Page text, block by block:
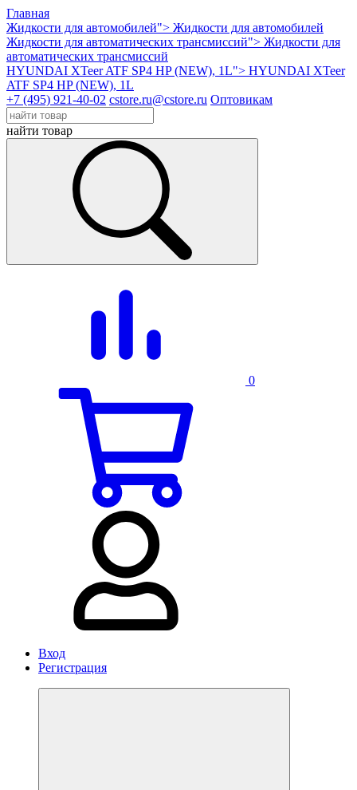
Главная
Жидкости для автомобилей"> Жидкости для автомобилей
Жидкости для автоматических трансмиссий"> Жидкости для
автоматических трансмиссий
HYUNDAI XTeer ATF SP4 HP (NEW), 1L"> HYUNDAI XTeer
ATF SP4 HP (NEW), 1L
+7 (495) 921-40-02 cstore.ru@cstore.ru Оптовикам
найти товар
0
Вход
Регистрация